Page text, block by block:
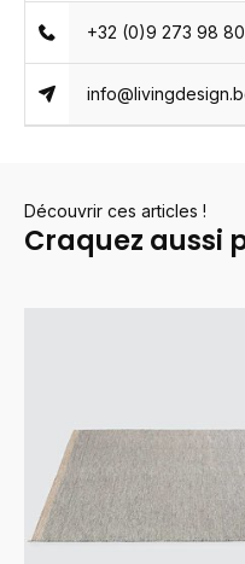
+32 (0)9 273 98 80
Découvrir ces articles !
Craquez aussi